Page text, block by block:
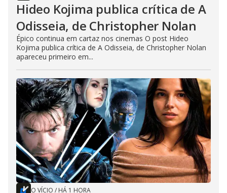
Hideo Kojima publica crítica de A
Odisseia, de Christopher Nolan
Épico continua em cartaz nos cinemas O post Hideo
Kojima publica crítica de A Odisseia, de Christopher Nolan
apareceu primeiro em...
O VÍCIO / HÁ 1 HORA